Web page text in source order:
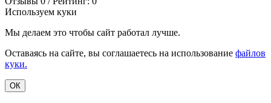
Используем куки
Мы делаем это чтобы сайт работал лучше.
Оставаясь на сайте, вы соглашаетесь на использование файлов
куки.
ОК